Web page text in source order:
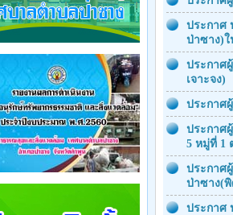
ประกาศ
ป่าซาง)
ประกาศ
เจาะจง)
ประกาศ
ประกาศ
5 หมู่ที่ 1
ประกาศ
ป่าซาง(
ประกาศ